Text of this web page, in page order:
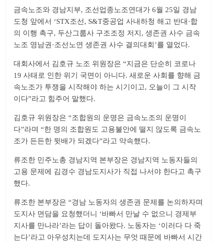
금속노조와 경남지부, 조선업종노조연대가 6월 25일 경남
도청 앞에서 ‘STX조선, S&T중공업 사내하청 해고 반대·합
의 이행 촉구, 두산그룹사 구조조정 저지, 생존권 사수 금속
노조 영남권·조선노연 생존권 사수 결의대회’를 열었다.
대회사에서 김호규 노조 위원장은 “지금은 단순히 코로나
19 사태로 인한 위기 국면이 아니다. 새로운 사회를 향해 금
속노조가 투쟁을 시작해야 하는 시기이고, 오늘이 그 시작
이다”라고 힘주어 말했다.
김호규 위원장은 “조합원의 운명은 금속노조의 운명이
다”라며 “한 명의 조합원도 고용불안에 떨지 않도록 금속노
조가 든든한 뒷배가 되겠다”라고 약속했다.
류조한 민주노총 경남지역 본부장은 경남지역 노동자들의
고용 문제에 김경수 경남도지사가 직접 나서야 한다고 촉구
했다.
류조한 본부장은 “경남 노동자의 생존권 문제를 논의하자며
도지사 면담을 요청했더니 ‘바빠서 만날 수 없으니 경제부
지사를 만나라’라는 답이 돌아왔다. 노동자는 ‘이러다 다 죽
는다’라고 아우성치는데 도지사는 무엇 때문에 바빠서 시간